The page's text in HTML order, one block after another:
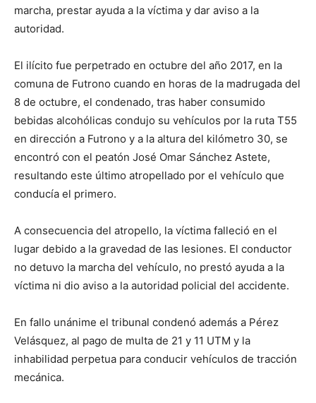
marcha, prestar ayuda a la víctima y dar aviso a la
autoridad.
El ilícito fue perpetrado en octubre del año 2017, en la
comuna de Futrono cuando en horas de la madrugada del
8 de octubre, el condenado, tras haber consumido
bebidas alcohólicas condujo su vehículos por la ruta T55
en dirección a Futrono y a la altura del kilómetro 30, se
encontró con el peatón José Omar Sánchez Astete,
resultando este último atropellado por el vehículo que
conducía el primero.
A consecuencia del atropello, la víctima falleció en el
lugar debido a la gravedad de las lesiones. El conductor
no detuvo la marcha del vehículo, no prestó ayuda a la
víctima ni dio aviso a la autoridad policial del accidente.
En fallo unánime el tribunal condenó además a Pérez
Velásquez, al pago de multa de 21 y 11 UTM y la
inhabilidad perpetua para conducir vehículos de tracción
mecánica.